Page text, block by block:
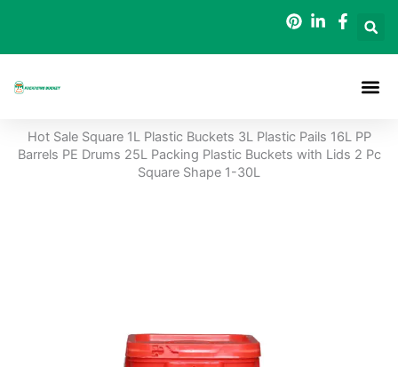
indholdet
Hot Sale Square 1L Plastic Buckets 3L Plastic Pails 16L PP
Barrels PE Drums 25L Packing Plastic Buckets with Lids 2 Pc
Square Shape 1-30L